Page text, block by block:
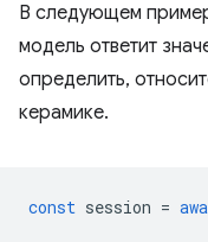
В следующем
модель ответит
определить,
керамике.
const session =